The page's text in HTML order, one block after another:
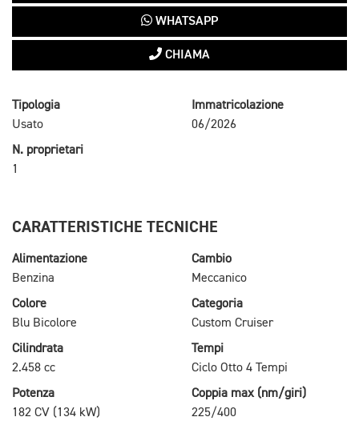
WHATSAPP
CHIAMA
Tipologia
Usato
Immatricolazione
06/2026
N. proprietari
1
CARATTERISTICHE TECNICHE
Alimentazione
Benzina
Cambio
Meccanico
Colore
Blu Bicolore
Categoria
Custom Cruiser
Cilindrata
2.458 cc
Tempi
Ciclo Otto 4 Tempi
Potenza
182 CV (134 kW)
Coppia max (nm/giri)
225/400